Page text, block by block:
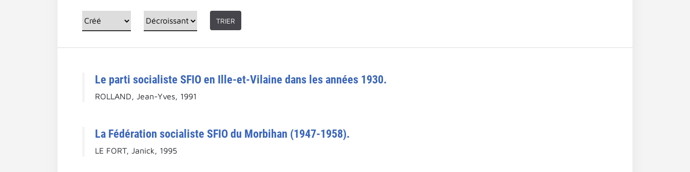
TRIER
Le parti socialiste SFIO en Ille-et-Vilaine dans les années 1930.
ROLLAND, Jean-Yves, 1991
La Fédération socialiste SFIO du Morbihan (1947-1958).
LE FORT, Janick, 1995